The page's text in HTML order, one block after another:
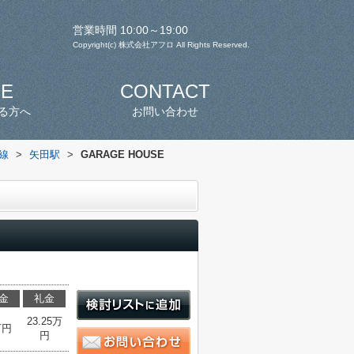
営業時間 10:00～19:00
Copyright(c) 株式会社アフロ All Rights Reserved.
方へ
CONTACT
お問い合わせ
> 矢田駅 > GARAGE HOUSE
礼金
23.25万
円